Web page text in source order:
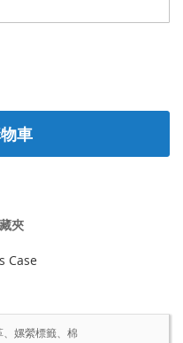
車
夾
Case
、嫘縈標籤、棉